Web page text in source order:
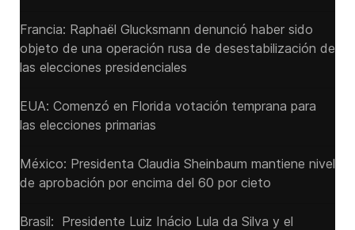
Francia: Raphaël Glucksmann denunció haber sido
objeto de una operación rusa de desestabilización de
las elecciones presidenciales
EUA: Comenzó en Florida votación temprana para
las elecciones primarias
México: Presidenta Claudia Sheinbaum mantiene nivel
de aprobación por encima del 60 por cieto
Brasil: Presidente Luiz Inácio Lula da Silva y el